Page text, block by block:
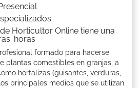
Horticultor Online tiene una
horas
formado para hacerse
plantas comestibles en granjas, a
hortalizas (guisantes, verduras,
principales medios que se utilizan